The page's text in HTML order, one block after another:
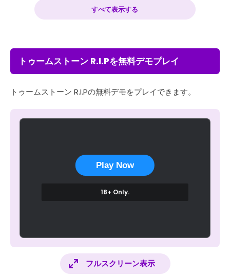
すべて表示する
トゥームストーン R.I.Pを無料デモプレイ
トゥームストーン R.I.Pの無料デモをプレイできます。
Play Now
18+ Only.
フルスクリーン表示